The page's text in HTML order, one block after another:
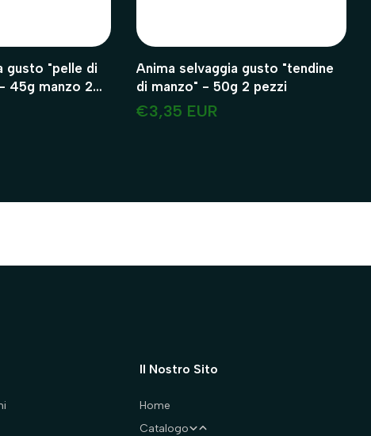
gusto "pelle di
Anima selvaggia gusto "tendine
di manzo" - 50g 2 pezzi
€3,35 EUR
Il Nostro Sito
Home
Catalogo